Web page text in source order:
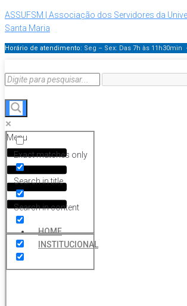
ASSUFSM | Associação dos Servidores da
Santa Maria
Horário de atendimento: Seg – Sex: Das 7h às 11h30min
Exact matches only
Search in title
Search in content
Menu
HOME
INSTITUCIONAL